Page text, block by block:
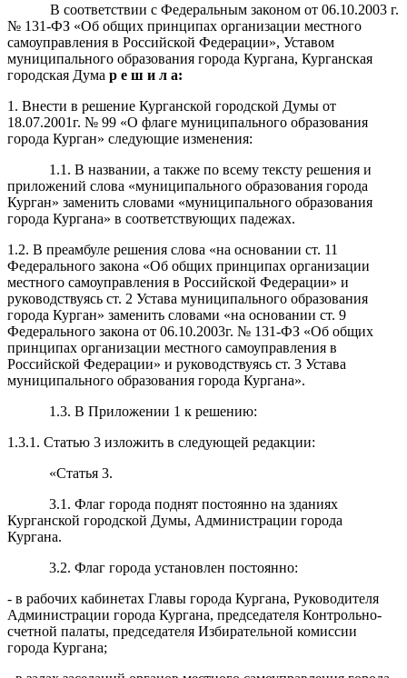
В соответствии с Федеральным законом от 06.10.2003 г.
№ 131-ФЗ «Об общих принципах организации местного
самоуправления в Российской Федерации», Уставом
муниципального образования города Кургана, Курганская
городская Дума р е ш и л а:
1. Внести в решение Курганской городской Думы от
18.07.2001г. № 99 «О флаге муниципального образования
города Курган» следующие изменения:
1.1. В названии, а также по всему тексту решения и
приложений слова «муниципального образования города
Курган» заменить словами «муниципального образования
города Кургана» в соответствующих падежах.
1.2. В преамбуле решения слова «на основании ст. 11
Федерального закона «Об общих принципах организации
местного самоуправления в Российской Федерации» и
руководствуясь ст. 2 Устава муниципального образования
города Курган» заменить словами «на основании ст. 9
Федерального закона от 06.10.2003г. № 131-ФЗ «Об общих
принципах организации местного самоуправления в
Российской Федерации» и руководствуясь ст. 3 Устава
муниципального образования города Кургана».
1.3. В Приложении 1 к решению:
1.3.1. Статью 3 изложить в следующей редакции:
«Статья 3.
3.1. Флаг города поднят постоянно на зданиях
Курганской городской Думы, Администрации города
Кургана.
3.2. Флаг города установлен постоянно:
- в рабочих кабинетах Главы города Кургана, Руководителя
Администрации города Кургана, председателя Контрольно-
счетной палаты, председателя Избирательной комиссии
города Кургана;